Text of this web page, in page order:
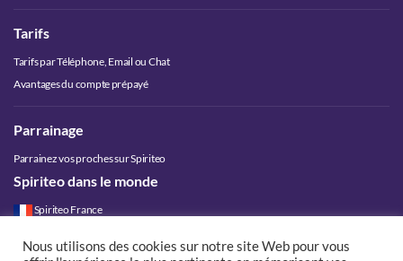
Tarifs
Tarifs par Téléphone, Email ou Chat
Avantages du compte prépayé
Parrainage
Parrainez vos proches sur Spiriteo
Spiriteo dans le monde
Spiriteo France
Spiriteo Luxembourg
Nous utilisons des cookies sur notre site Web pour vous